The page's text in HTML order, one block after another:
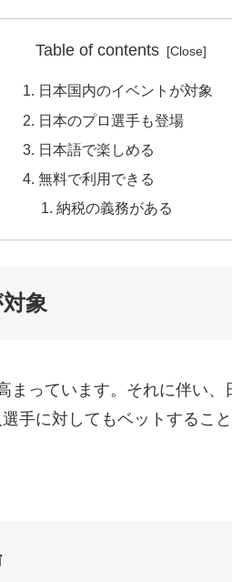
Table of contents
日本国内のイベントが対象
日本のプロ選手も登場
日本語で楽しめる
無料で利用できる
納税の義務がある
象
まっています。それに伴い
手に対してもベットすること